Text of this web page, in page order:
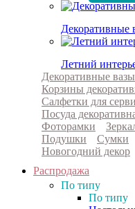
Декоративные
Летний
Декоративные вазы
Корзины
Салфетки для
Посуда
Фоторамки
Подушки
Сумки
Новогодний декор
Распродажа
По типу
По типу